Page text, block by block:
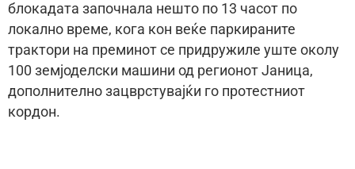
блокадата започнала нешто по 13 часот по
локално време, кога кон веќе паркираните
трактори на преминот се придружиле уште околу
100 земјоделски машини од регионот Јаница,
дополнително зацврстувајќи го протестниот
кордон.